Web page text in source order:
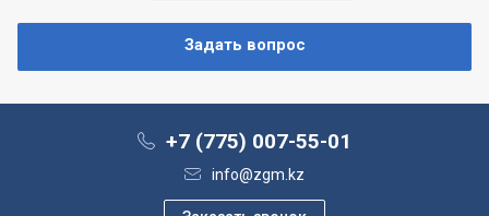
+7 (775) 007-55-01
info@zgm.kz